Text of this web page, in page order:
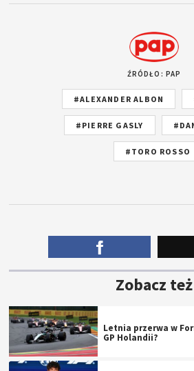
ŹRÓDŁO: PAP
#ALEXANDER ALBON
#PIERRE GASLY
#TORO ROSSO
Zobacz też
Letnia przerwa w
GP Holandii?